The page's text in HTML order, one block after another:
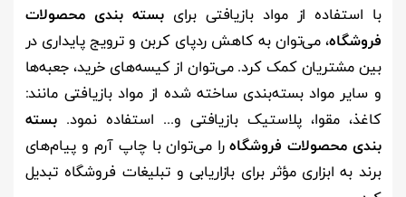
با استفاده از مواد بازیافتی برای بسته بندی محصولات
فروشگاه، می‌توان به کاهش ردپای کربن و ترویج پایداری در
بین مشتریان کمک کرد. می‌توان از کیسه‌های خرید، جعبه‌ها
و سایر مواد بسته‌بندی ساخته شده از مواد بازیافتی مانند:
کاغذ، مقوا، پلاستیک بازیافتی و... استفاده نمود. بسته
بندی محصولات فروشگاهرا می‌توان با چاپ آرم و پیام‌های
برند به ابزاری مؤثر برای بازاریابی و تبلیغات فروشگاه تبدیل